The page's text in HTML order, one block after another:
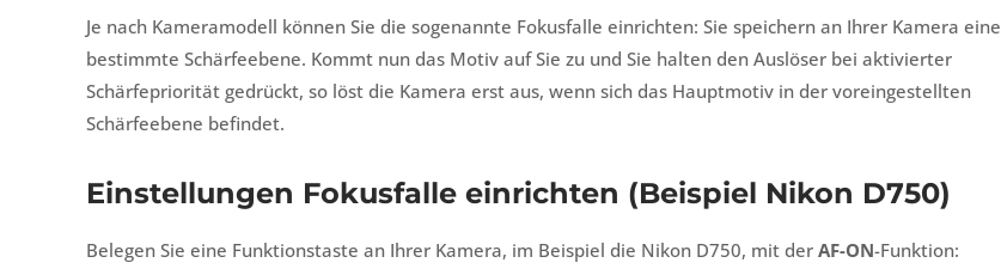
Je nach Kameramodell können Sie die sogenannte Fokusfalle einrichten: Sie speichern an Ihrer Kamera eine
bestimmte Schärfeebene. Kommt nun das Motiv auf Sie zu und Sie halten den Auslöser bei aktivierter
Schärfepriorität gedrückt, so löst die Kamera erst aus, wenn sich das Hauptmotiv in der voreingestellten
Schärfeebene befindet.
Einstellungen Fokusfalle einrichten (Beispiel Nikon D750)
Belegen Sie eine Funktionstaste an Ihrer Kamera, im Beispiel die Nikon D750, mit der AF-ON-Funktion: